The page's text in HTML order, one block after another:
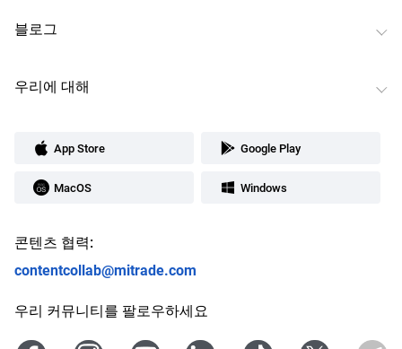
블로그
우리에 대해
App Store Google Play
MacOS Windows
콘텐츠 협력:
contentcollab@mitrade.com
우리 커뮤니티를 팔로우하세요